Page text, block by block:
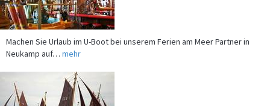
Machen Sie Urlaub im U-Boot bei unserem Ferien am Meer Partner in
Neukamp auf…mehr